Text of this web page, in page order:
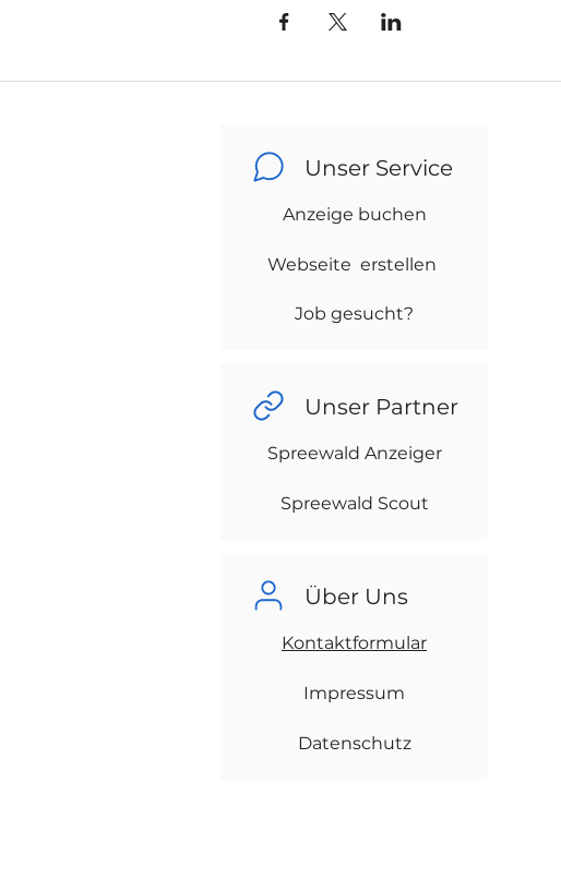
Unser Service
Anzeige buchen
Webseite erstellen
Job gesucht?
Unser Partner
Spreewald Anzeiger
Spreewald Scout
Über Uns
Kontaktformular
Impressum
Datenschutz